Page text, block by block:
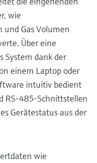
wie
Gas Volumen
Über eine
System dank der
einem Laptop oder
intuitiv bedient
RS-485-Schnittstellen
Gerätestatus aus der
wie